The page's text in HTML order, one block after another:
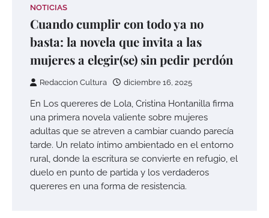
NOTICIAS
Cuando cumplir con todo ya no
basta: la novela que invita a las
mujeres a elegir(se) sin pedir perdón
Redaccion Cultura diciembre 16, 2025
En Los quereres de Lola, Cristina Hontanilla firma
una primera novela valiente sobre mujeres
adultas que se atreven a cambiar cuando parecía
tarde. Un relato íntimo ambientado en el entorno
rural, donde la escritura se convierte en refugio, el
duelo en punto de partida y los verdaderos
quereres en una forma de resistencia.